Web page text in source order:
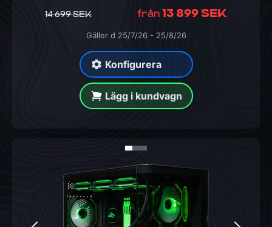
14 699 SEK från 13 899 SEK
Gäller d 25/7/26 - 25/8/26
Konfigurera
Lägg i kundvagn